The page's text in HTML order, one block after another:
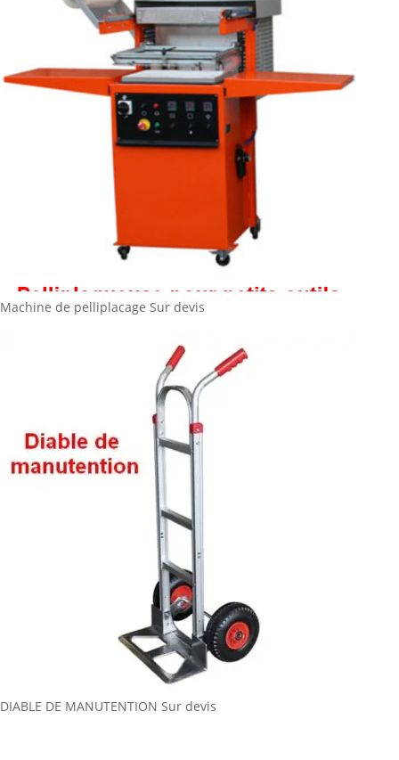
Machine de pelliplacage Sur devis
DIABLE DE MANUTENTION Sur devis